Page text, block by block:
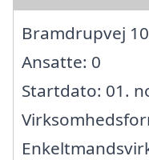
Bramdrupvej
Ansatte: 0
Startdato: 01.